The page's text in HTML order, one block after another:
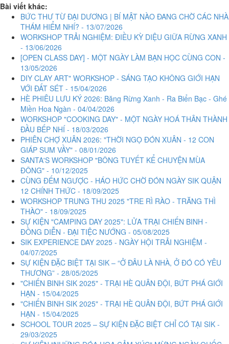
Bài viết khác:
BỨC THƯ TỪ ĐẠI DƯƠNG | BÍ MẬT NÀO ĐANG CHỜ CÁC NHÀ
THÁM HIỂM NHÍ? - 13/07/2026
WORKSHOP TRẢI NGHIỆM: ĐIỀU KỲ DIỆU GIỮA RỪNG XANH
- 13/06/2026
[OPEN CLASS DAY] - MỘT NGÀY LÀM BẠN HỌC CÙNG CON -
13/05/2026
DIY CLAY ART" WORKSHOP - SÁNG TẠO KHÔNG GIỚI HẠN
VỚI ĐẤT SÉT - 15/04/2026
HÈ PHIÊU LƯU KÝ 2026: Băng Rừng Xanh - Ra Biển Bạc - Ghé
Miền Hoa Ngàn - 04/04/2026
WORKSHOP "COOKING DAY" - MỘT NGÀY HOÁ THÂN THÀNH
ĐẦU BẾP NHÍ - 18/03/2026
PHIÊN CHỢ XUÂN 2026: "THỜI NGỌ ĐÓN XUÂN - 12 CON
GIÁP SUM VẦY" - 08/01/2026
SANTA'S WORKSHOP "BÔNG TUYẾT KỂ CHUYỆN MÙA
ĐÔNG" - 10/12/2025
CÙNG ĐẾM NGƯỢC - HÁO HỨC CHỜ ĐÓN NGÀY SIK QUẬN
12 CHÍNH THỨC - 18/09/2025
WORKSHOP TRUNG THU 2025 "TRE RÌ RÀO - TRĂNG THÌ
THÀO" - 18/09/2025
SỰ KIỆN "CAMPING DAY 2025": LỬA TRẠI CHIẾN BINH -
ĐỒNG DIỄN - ĐẠI TIỆC NƯỚNG - 05/08/2025
SIK EXPERIENCE DAY 2025 - NGÀY HỘI TRẢI NGHIỆM -
04/07/2025
SỰ KIỆN ĐẶC BIỆT TẠI SIK – “Ở ĐÂU LÀ NHÀ, Ở ĐÓ CÓ YÊU
THƯƠNG” - 28/05/2025
"CHIẾN BINH SIK 2025" - TRẠI HÈ QUÂN ĐỘI, BỨT PHÁ GIỚI
HẠN - 15/04/2025
"CHIẾN BINH SIK 2025" - TRẠI HÈ QUÂN ĐỘI, BỨT PHÁ GIỚI
HẠN - 15/04/2025
SCHOOL TOUR 2025 – SỰ KIỆN ĐẶC BIỆT CHỈ CÓ TẠI SIK -
29/03/2025